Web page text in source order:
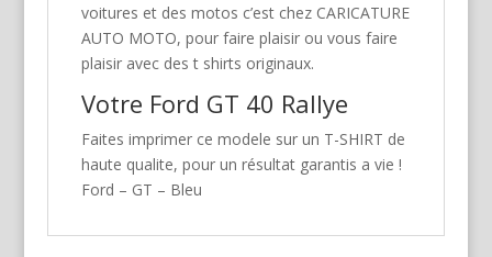
voitures et des motos c’est chez CARICATURE
AUTO MOTO, pour faire plaisir ou vous faire
plaisir avec des t shirts originaux.
Votre Ford GT 40 Rallye
Faites imprimer ce modele sur un T-SHIRT de
haute qualite, pour un résultat garantis a vie !
Ford – GT – Bleu